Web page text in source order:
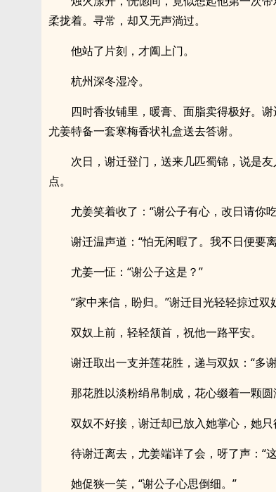
柔拢着。寻常，却又无声淌过。
他站了片刻，才阖上门。
杭州深冬湿冷。
四时香妆铺里，暖膏、面脂卖得极好。
尤姜特备一套寒梅香状礼盒送去答谢。
次日，谢迁登门，送来几匹蜀锦，说是
点。
尤姜笑着收了：“谢公子有心，改日请你
谢迁温声道：“怕无闲暇了。我不日便要
尤姜一怔：“谢公子这是？”
“家中来信，盼归。”谢迁目光轻轻掠过双
双奴上前，轻轻颔首，祝他一路平安。
谢迁取出一支并莲花胜，递与双奴：“多
那花胜以淡粉绢帛制成，花心缀着一颗圆
双奴不好接，谢迁却已放入她掌心，她只
待谢迁离去，尤姜端详了会，呀了声：“
她促狭一笑，“谢公子心思倒细。”